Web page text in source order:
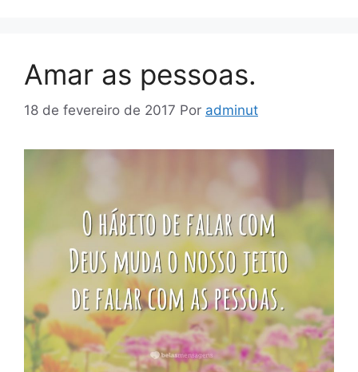
Amar as pessoas.
18 de fevereiro de 2017 Por adminut